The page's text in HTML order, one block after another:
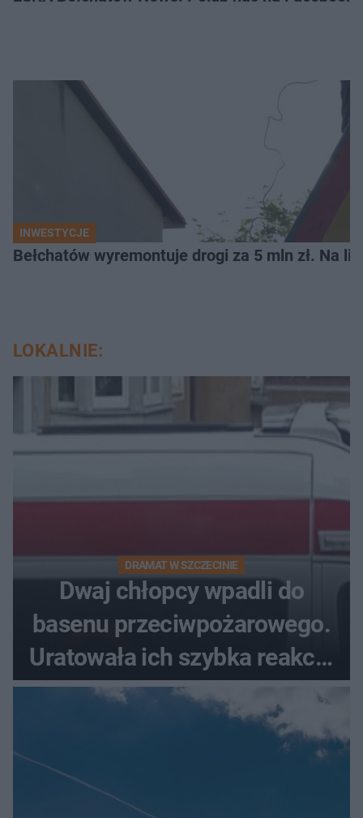
INWESTYCJE
Bełchatów wyremontuje drogi za 5 mln zł. Na
LOKALNIE:
DRAMAT W SZCZECINIE
Dwaj chłopcy wpadli do
basenu przeciwpożarowego.
Uratowała ich szybka reakcja
świadków